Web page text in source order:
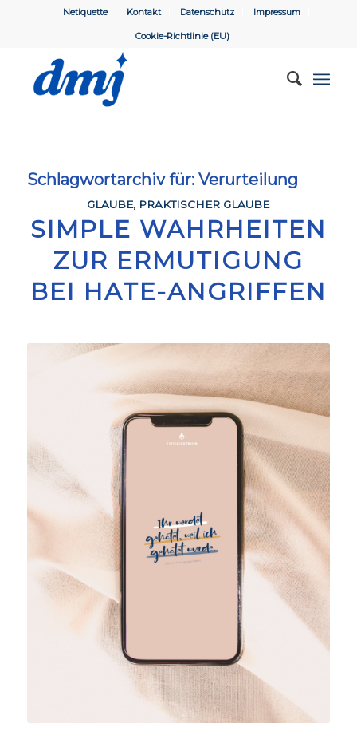
Netiquette Kontakt Datenschutz Impressum
Cookie-Richtlinie (EU)
Schlagwortarchiv für: Verurteilung
GLAUBE, PRAKTISCHER GLAUBE
SIMPLE WAHRHEITEN
ZUR ERMUTIGUNG
BEI HATE-ANGRIFFEN